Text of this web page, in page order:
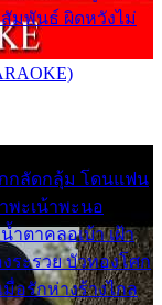
สัมพันธ์ ผิดหวังไม่
กกลัดกลุ้ม โดนแฟน
พะเน้าพะนอ
ำตาคลอเบ้า เฝ้า
ระรวย บัวทองโศก
มื่อรักห่างร้างไกล